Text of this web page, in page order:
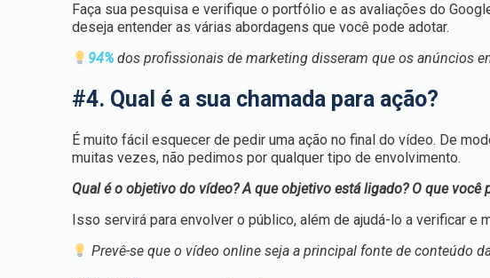
Faça sua pesquisa e verifique o portfólio e as avaliações do
deseja entender as várias abordagens que você pode adotar.
94% dos profissionais de marketing disseram que os anúncios
#4. Qual é a sua chamada para ação?
É muito fácil esquecer de pedir uma ação no final do vídeo. De
muitas vezes, não pedimos por qualquer tipo de envolvimento.
Qual é o objetivo do vídeo? A que objetivo está ligado? O que
Isso servirá para envolver o público, além de ajudá-lo a verificar e
Prevê-se que o vídeo online seja a principal fonte de conteúdo